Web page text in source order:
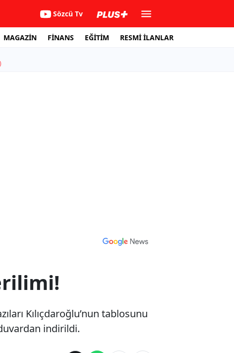
Sözcü Tv
MAGAZİN FİNANS EĞİTİM RESMİ İLANLAR
Kılıçdaroğlu’nun tablosunu
indirildi.